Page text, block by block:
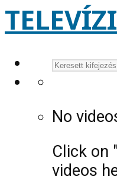
No
Click on
videos